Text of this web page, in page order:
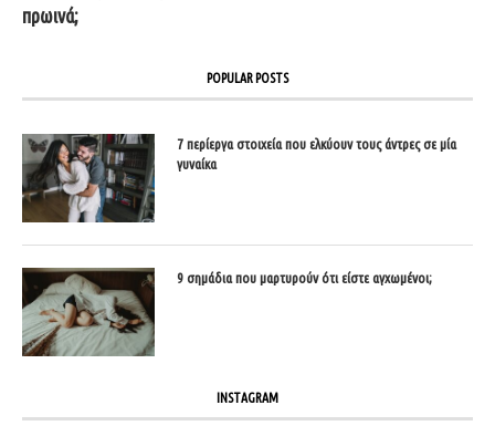
πρωινά;
POPULAR POSTS
7 περίεργα στοιχεία που ελκύουν τους άντρες σε μία
γυναίκα
9 σημάδια που μαρτυρούν ότι είστε αγχωμένοι;
INSTAGRAM